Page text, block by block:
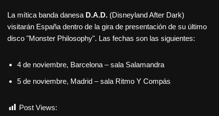
La mítica banda danesa D.A.D. (Disneyland After Dark)
visitarán España dentro de la gira de presentación de su último
disco "Monster Philosophy". Las fechas son las siguientes:
4 de noviembre, Barcelona – sala Salamandra
5 de noviembre, Madrid – sala Ritmo Y Compás
Post Views: